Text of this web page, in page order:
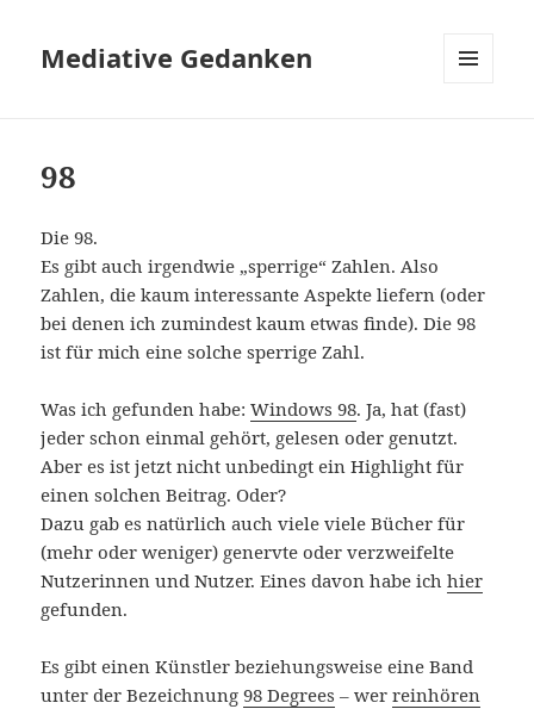
Mediative Gedanken
98
Die 98.
Es gibt auch irgendwie „sperrige“ Zahlen. Also
Zahlen, die kaum interessante Aspekte liefern (oder
bei denen ich zumindest kaum etwas finde). Die 98
ist für mich eine solche sperrige Zahl.
Was ich gefunden habe:Windows 98. Ja, hat (fast)
jeder schon einmal gehört, gelesen oder genutzt.
Aber es ist jetzt nicht unbedingt ein Highlight für
einen solchen Beitrag. Oder?
Dazu gab es natürlich auch viele viele Bücher für
(mehr oder weniger) genervte oder verzweifelte
Nutzerinnen und Nutzer. Eines davon habe ichhier
gefunden.
Es gibt einen Künstler beziehungsweise eine Band
unter der Bezeichnung98 Degrees – werreinhören